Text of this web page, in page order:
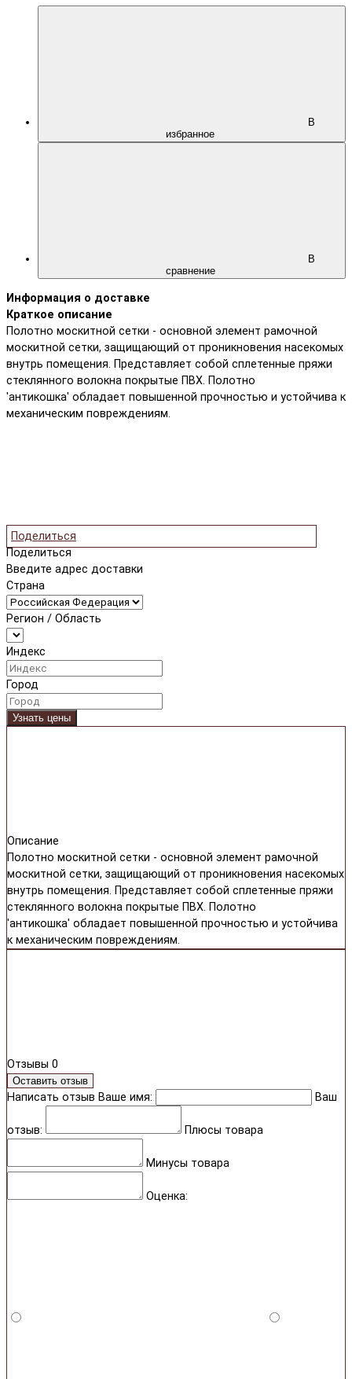
В
избранное
В
сравнение
Информация о доставке
Краткое описание
Полотно москитной сетки - основной элемент рамочной
москитной сетки, защищающий от проникновения насекомых
внутрь помещения. Представляет собой сплетенные пряжи
стеклянного волокна покрытые ПВХ. Полотно
'антикошка' обладает повышенной прочностью и устойчива к
механическим повреждениям.
Поделиться
Поделиться
Введите адрес доставки
Страна
Регион / Область
Индекс
Город
Узнать цены
Описание
Полотно москитной сетки - основной элемент рамочной
москитной сетки, защищающий от проникновения насекомых
внутрь помещения. Представляет собой сплетенные пряжи
стеклянного волокна покрытые ПВХ. Полотно
'антикошка' обладает повышенной прочностью и устойчива
к механическим повреждениям.
Отзывы 0
Оставить отзыв
Написать отзыв Ваше имя: Ваш
отзыв: Плюсы товара
Минусы товара
Оценка: